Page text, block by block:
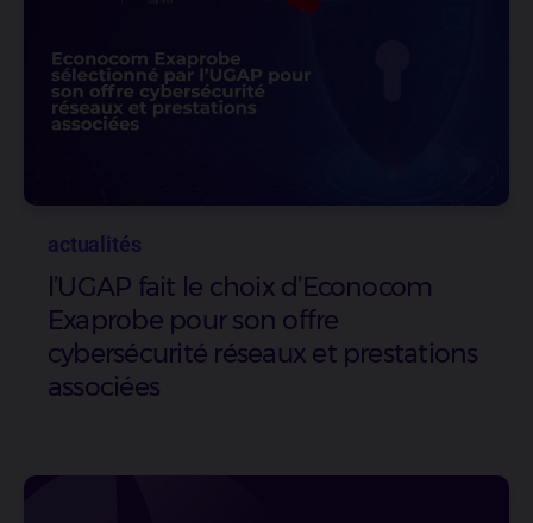
actualités
l’UGAP fait le choix d’Econocom
Exaprobe pour son offre
cybersécurité réseaux et prestations
associées